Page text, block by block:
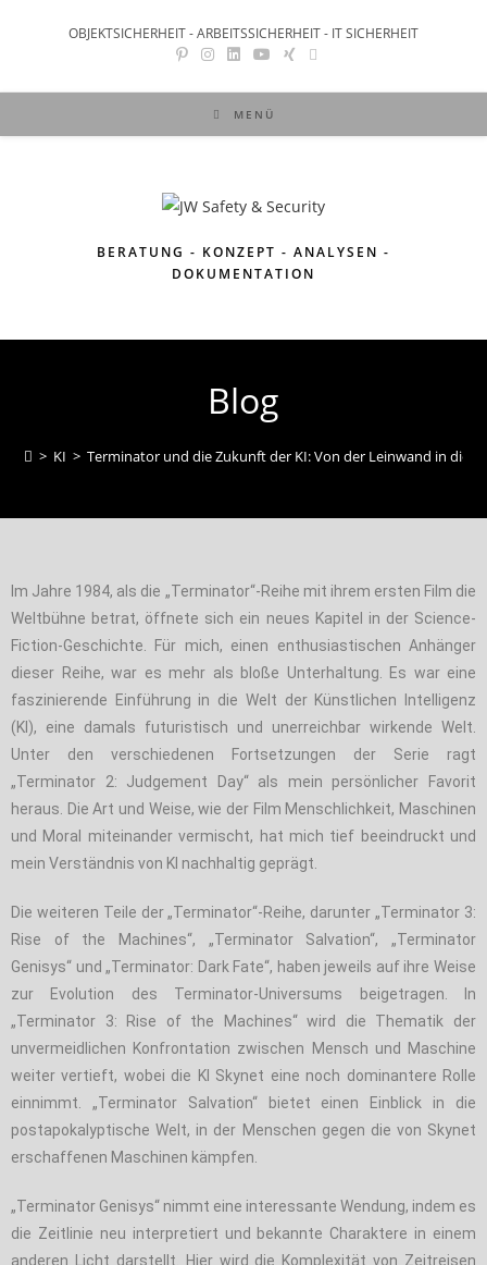
OBJEKTSICHERHEIT - ARBEITSSICHERHEIT - IT SICHERHEIT
MENÜ
BERATUNG - KONZEPT - ANALYSEN -
DOKUMENTATION
Blog
> KI > Terminator und die Zukunft der KI: Von der Leinwand in die
Im Jahre 1984, als die „Terminator“-Reihe mit ihrem ersten Film die
Weltbühne betrat, öffnete sich ein neues Kapitel in der Science-
Fiction-Geschichte. Für mich, einen enthusiastischen Anhänger
dieser Reihe, war es mehr als bloße Unterhaltung. Es war eine
faszinierende Einführung in die Welt der Künstlichen Intelligenz
(KI), eine damals futuristisch und unerreichbar wirkende Welt.
Unter den verschiedenen Fortsetzungen der Serie ragt
„Terminator 2: Judgement Day“ als mein persönlicher Favorit
heraus. Die Art und Weise, wie der Film Menschlichkeit, Maschinen
und Moral miteinander vermischt, hat mich tief beeindruckt und
mein Verständnis von KI nachhaltig geprägt.
Die weiteren Teile der „Terminator“-Reihe, darunter „Terminator 3:
Rise of the Machines“, „Terminator Salvation“, „Terminator
Genisys“ und „Terminator: Dark Fate“, haben jeweils auf ihre Weise
zur Evolution des Terminator-Universums beigetragen. In
„Terminator 3: Rise of the Machines“ wird die Thematik der
unvermeidlichen Konfrontation zwischen Mensch und Maschine
weiter vertieft, wobei die KI Skynet eine noch dominantere Rolle
einnimmt. „Terminator Salvation“ bietet einen Einblick in die
postapokalyptische Welt, in der Menschen gegen die von Skynet
erschaffenen Maschinen kämpfen.
„Terminator Genisys“ nimmt eine interessante Wendung, indem es
die Zeitlinie neu interpretiert und bekannte Charaktere in einem
anderen Licht darstellt. Hier wird die Komplexität von Zeitreisen